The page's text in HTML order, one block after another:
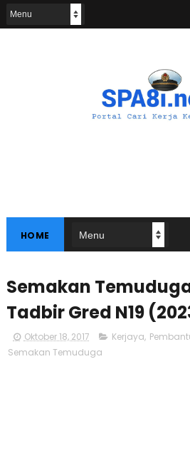
HOME
Semakan
Tadbir Gred N19
Oktober 18, 2017 Kerjaya,
Semakan Temuduga